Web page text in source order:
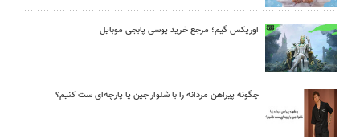
اوریکس گیم؛ مرجع خرید یوسی پابجی موبایل
چگونه پیراهن مردانه را با شلوار جین یا پارچه‌ای ست کنیم؟